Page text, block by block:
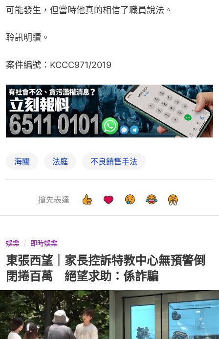
可能發生，但當時他真的相信了職員說法。
聆訊明續。
案件編號：KCCC971/2019
海關 法庭 不良銷售手法
搶先表達
娛樂 即時娛樂
東張西望｜家長控訴特教中心無預警倒
閉捲百萬 絕望求助：係詐騙